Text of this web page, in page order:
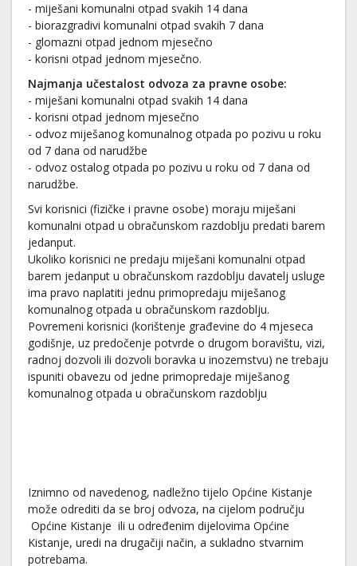
- miješani komunalni otpad svakih 14 dana
- biorazgradivi komunalni otpad svakih 7 dana
- glomazni otpad jednom mjesečno
- korisni otpad jednom mjesečno.
Najmanja učestalost odvoza za pravne osobe:
- miješani komunalni otpad svakih 14 dana
- korisni otpad jednom mjesečno
- odvoz miješanog komunalnog otpada po pozivu u roku
od 7 dana od narudžbe
- odvoz ostalog otpada po pozivu u roku od 7 dana od
narudžbe.
Svi korisnici (fizičke i pravne osobe) moraju miješani
komunalni otpad u obračunskom razdoblju predati barem
jedanput.
Ukoliko korisnici ne predaju miješani komunalni otpad
barem jedanput u obračunskom razdoblju davatelj usluge
ima pravo naplatiti jednu primopredaju miješanog
komunalnog otpada u obračunskom razdoblju.
Povremeni korisnici (korištenje građevine do 4 mjeseca
godišnje, uz predočenje potvrde o drugom boravištu, vizi,
radnoj dozvoli ili dozvoli boravka u inozemstvu) ne trebaju
ispuniti obavezu od jedne primopredaje miješanog
komunalnog otpada u obračunskom razdoblju
Iznimno od navedenog, nadležno tijelo Općine Kistanje
može odrediti da se broj odvoza, na cijelom području
Općine Kistanje ili u određenim dijelovima Općine
Kistanje, uredi na drugačiji način, a sukladno stvarnim
potrebama.